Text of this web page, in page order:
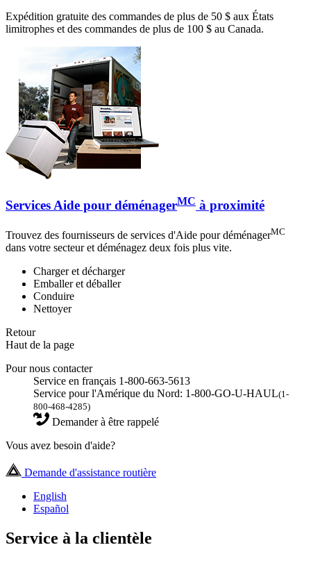
Expédition gratuite des commandes de plus de 50 $ aux États
limitrophes et des commandes de plus de 100 $ au Canada.
Services Aide pour déménagerMC à proximité
Trouvez des fournisseurs de services d'Aide pour déménagerMC
dans votre secteur et déménagez deux fois plus vite.
Charger et décharger
Emballer et déballer
Conduire
Nettoyer
Retour
Haut de la page
Pour nous contacter
Service en français 1-800-663-5613
Service pour l'Amérique du Nord: 1-800-GO-U-HAUL(1-
800-468-4285)
Demander à être rappelé
Vous avez besoin d'aide?
Demande d'assistance routière
English
Español
Service à la clientèle